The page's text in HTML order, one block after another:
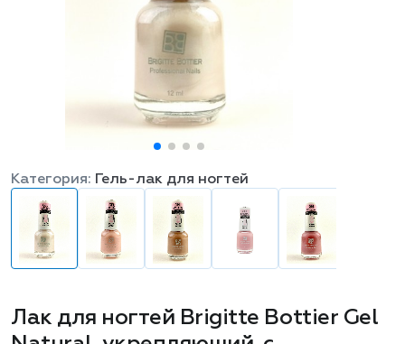
Лак для ногтей Brigitte Bottier Gel
Категория: Гель-лак для ногтей